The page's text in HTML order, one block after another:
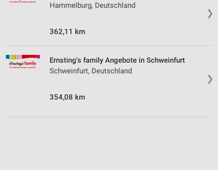
❯
Hammelburg, Deutschland
362,11 km
❯
Ernsting's family Angebote in Schweinfurt
Schweinfurt, Deutschland
354,08 km